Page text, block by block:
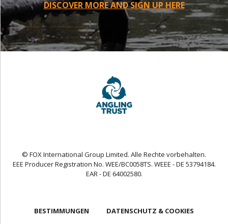
DISCOVER MORE AND SIGN UP HERE
© FOX International Group Limited. Alle Rechte vorbehalten.
EEE Producer Registration No. WEE/BC0058TS. WEEE - DE 53794184.
EAR - DE 64002580.
BESTIMMUNGEN DATENSCHUTZ & COOKIES